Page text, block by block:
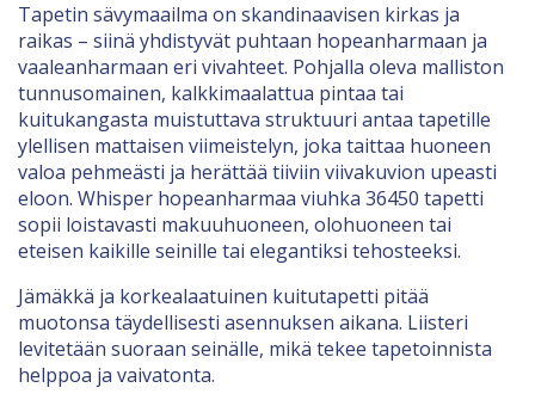
Tapetin sävymaailma on skandinaavisen kirkas ja
raikas – siinä yhdistyvät puhtaan hopeanharmaan ja
vaaleanharmaan eri vivahteet. Pohjalla oleva malliston
tunnusomainen, kalkkimaalattua pintaa tai
kuitukangasta muistuttava struktuuri antaa tapetille
ylellisen mattaisen viimeistelyn, joka taittaa huoneen
valoa pehmeästi ja herättää tiiviin viivakuvion upeasti
eloon. Whisper hopeanharmaa viuhka 36450 tapetti
sopii loistavasti makuuhuoneen, olohuoneen tai
eteisen kaikille seinille tai elegantiksi tehosteeksi.
Jämäkkä ja korkealaatuinen kuitutapetti pitää
muotonsa täydellisesti asennuksen aikana. Liisteri
levitetään suoraan seinälle, mikä tekee tapetoinnista
helppoa ja vaivatonta.